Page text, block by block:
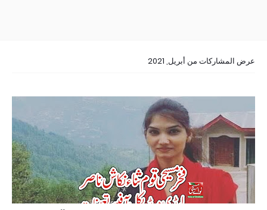
عرض المشاركات من أبريل, 2021